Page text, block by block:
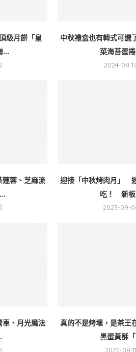
級月餅「皇
...
中秋禮盒也有韓式可選
菜海苔蛋
2024-08-
蓮蓉、芝麻流
迎接「中秋烤肉月」
吃！ 新
2023-09-
車、月光魔法
真的不是烤壞，是茶王
黑蛋黃酥
2022-08-11